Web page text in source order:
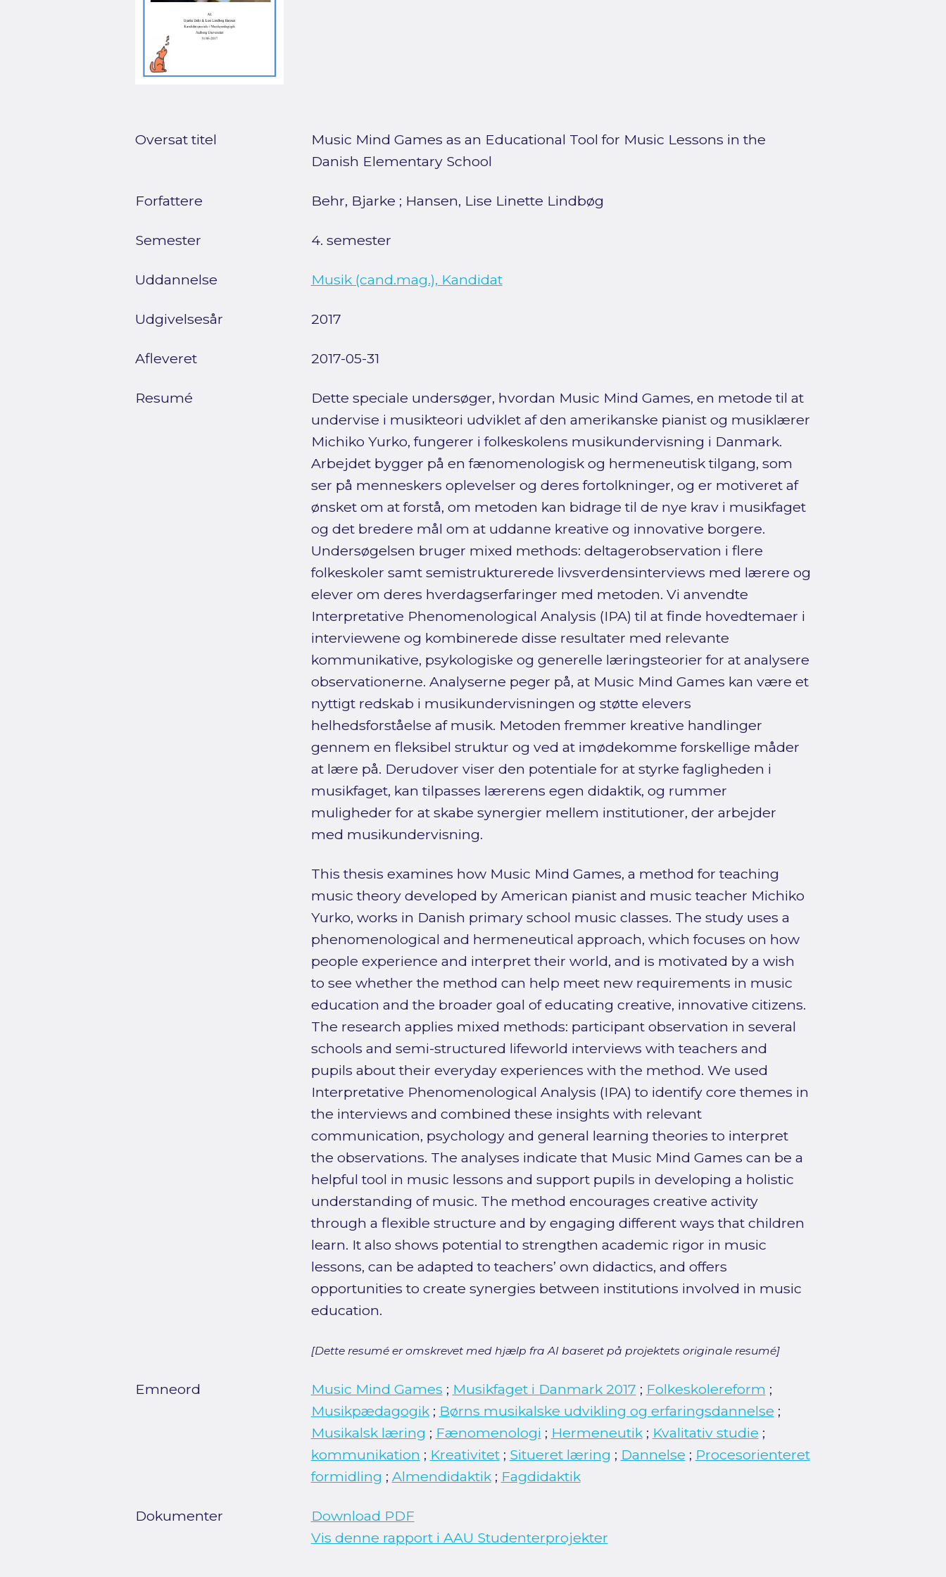
Oversat titel
Music Mind Games as an Educational Tool for Music Lessons in the
Danish Elementary School
Forfattere Behr, Bjarke ; Hansen, Lise Linette Lindbøg
Semester 4. semester
Uddannelse Musik (cand.mag.), Kandidat
Udgivelsesår 2017
Afleveret 2017-05-31
Resumé
Dette speciale undersøger, hvordan Music Mind Games, en metode til at
undervise i musikteori udviklet af den amerikanske pianist og musiklærer
Michiko Yurko, fungerer i folkeskolens musikundervisning i Danmark.
Arbejdet bygger på en fænomenologisk og hermeneutisk tilgang, som
ser på menneskers oplevelser og deres fortolkninger, og er motiveret af
ønsket om at forstå, om metoden kan bidrage til de nye krav i musikfaget
og det bredere mål om at uddanne kreative og innovative borgere.
Undersøgelsen bruger mixed methods: deltagerobservation i flere
folkeskoler samt semistrukturerede livsverdensinterviews med lærere og
elever om deres hverdagserfaringer med metoden. Vi anvendte
Interpretative Phenomenological Analysis (IPA) til at finde hovedtemaer i
interviewene og kombinerede disse resultater med relevante
kommunikative, psykologiske og generelle læringsteorier for at analysere
observationerne. Analyserne peger på, at Music Mind Games kan være et
nyttigt redskab i musikundervisningen og støtte elevers
helhedsforståelse af musik. Metoden fremmer kreative handlinger
gennem en fleksibel struktur og ved at imødekomme forskellige måder
at lære på. Derudover viser den potentiale for at styrke fagligheden i
musikfaget, kan tilpasses lærerens egen didaktik, og rummer
muligheder for at skabe synergier mellem institutioner, der arbejder
med musikundervisning.
This thesis examines how Music Mind Games, a method for teaching
music theory developed by American pianist and music teacher Michiko
Yurko, works in Danish primary school music classes. The study uses a
phenomenological and hermeneutical approach, which focuses on how
people experience and interpret their world, and is motivated by a wish
to see whether the method can help meet new requirements in music
education and the broader goal of educating creative, innovative citizens.
The research applies mixed methods: participant observation in several
schools and semi-structured lifeworld interviews with teachers and
pupils about their everyday experiences with the method. We used
Interpretative Phenomenological Analysis (IPA) to identify core themes in
the interviews and combined these insights with relevant
communication, psychology and general learning theories to interpret
the observations. The analyses indicate that Music Mind Games can be a
helpful tool in music lessons and support pupils in developing a holistic
understanding of music. The method encourages creative activity
through a flexible structure and by engaging different ways that children
learn. It also shows potential to strengthen academic rigor in music
lessons, can be adapted to teachers’ own didactics, and offers
opportunities to create synergies between institutions involved in music
education.
[Dette resumé er omskrevet med hjælp fra AI baseret på projektets originale resumé]
Emneord Music Mind Games ; Musikfaget i Danmark 2017 ; Folkeskolereform ;
Musikpædagogik; Børns musikalske udvikling og erfaringsdannelse ;
Musikalsk læring ; Fænomenologi ; Hermeneutik; Kvalitativ studie ;
kommunikation ; Kreativitet; Situeret læring ; Dannelse ; Procesorienteret
formidling ; Almendidaktik; Fagdidaktik
Dokumenter
Download PDF
Vis denne rapport i AAU Studenterprojekter